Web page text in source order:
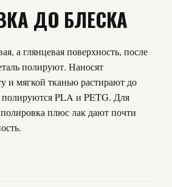
ДО БЛЕСКА
а глянцевая поверхность, после
полируют. Наносят
и мягкой тканью растирают до
полируются PLA и PETG. Для
плюс лак дают почти